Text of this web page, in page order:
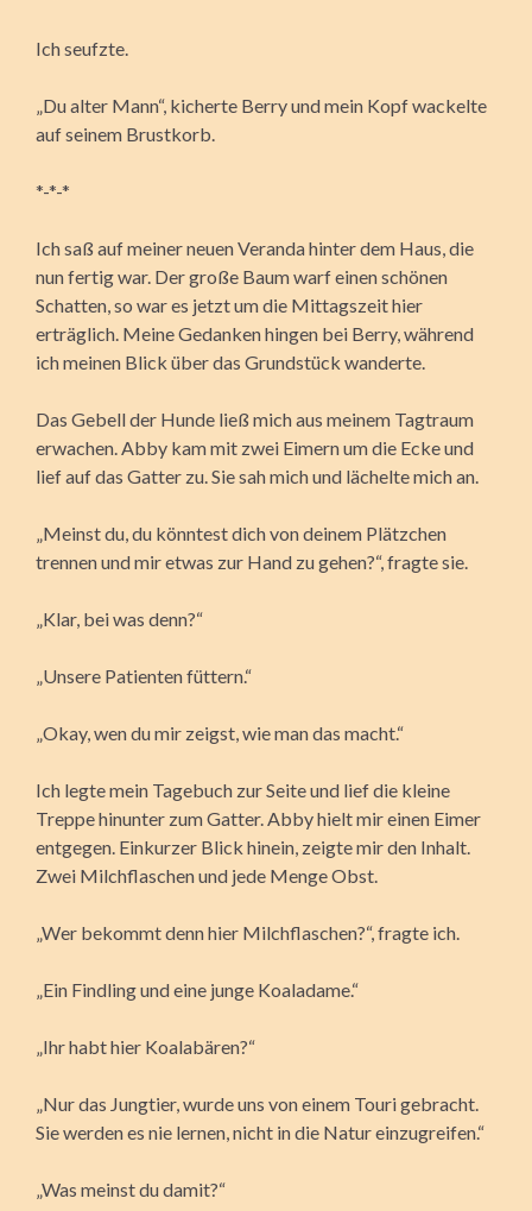
Ich seufzte.
„Du alter Mann“, kicherte Berry und mein Kopf wackelte
auf seinem Brustkorb.
*-*-*
Ich saß auf meiner neuen Veranda hinter dem Haus, die
nun fertig war. Der große Baum warf einen schönen
Schatten, so war es jetzt um die Mittagszeit hier
erträglich. Meine Gedanken hingen bei Berry, während
ich meinen Blick über das Grundstück wanderte.
Das Gebell der Hunde ließ mich aus meinem Tagtraum
erwachen. Abby kam mit zwei Eimern um die Ecke und
lief auf das Gatter zu. Sie sah mich und lächelte mich an.
„Meinst du, du könntest dich von deinem Plätzchen
trennen und mir etwas zur Hand zu gehen?“, fragte sie.
„Klar, bei was denn?“
„Unsere Patienten füttern.“
„Okay, wen du mir zeigst, wie man das macht.“
Ich legte mein Tagebuch zur Seite und lief die kleine
Treppe hinunter zum Gatter. Abby hielt mir einen Eimer
entgegen. Einkurzer Blick hinein, zeigte mir den Inhalt.
Zwei Milchflaschen und jede Menge Obst.
„Wer bekommt denn hier Milchflaschen?“, fragte ich.
„Ein Findling und eine junge Koaladame.“
„Ihr habt hier Koalabären?“
„Nur das Jungtier, wurde uns von einem Touri gebracht.
Sie werden es nie lernen, nicht in die Natur einzugreifen.“
„Was meinst du damit?“